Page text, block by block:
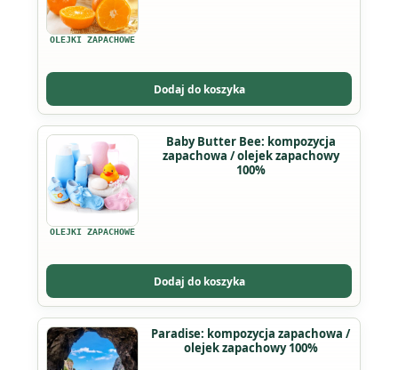
OLEJKI ZAPACHOWE
Dodaj do koszyka
wiele
wariantów.
można
wybrać
na
stronie
produktu
OLEJKI ZAPACHOWE
Baby Butter Bee: kompozycja
zapachowa / olejek zapachowy
100%
Dodaj do koszyka
Ten
produkt
ma
wiele
wariantów.
można
wybrać
na
stronie
produktu
Paradise: kompozycja zapachowa /
olejek zapachowy 100%